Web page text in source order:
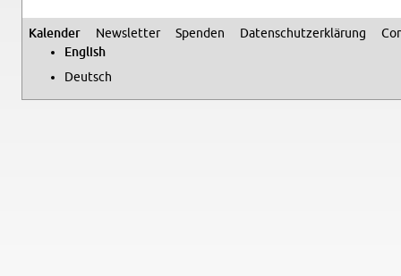
Sec­ondary menu
Kalen­der Newslet­ter Spenden Daten­schutzerklärung
Eng­lish
Deutsch